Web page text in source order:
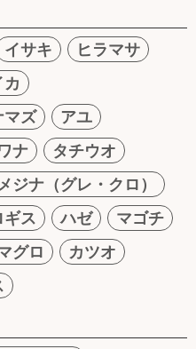
イサキ
ヒラマサ
マズ
アユ
ナ
タチウオ
ジナ（グレ・クロ）
ギス ハゼ
マゴチ
グロ
カツオ